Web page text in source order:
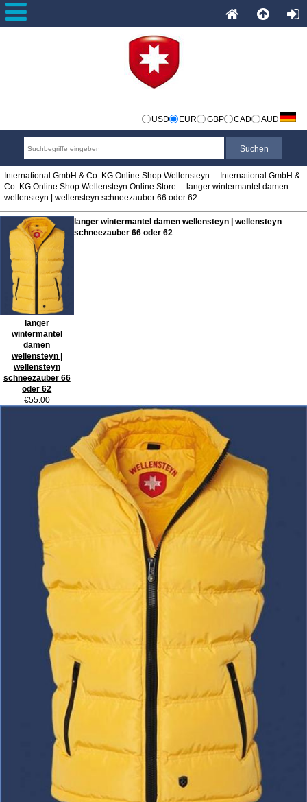
USD EUR GBP CAD AUD
International GmbH & Co. KG Online Shop Wellensteyn :: International GmbH &
Co. KG Online Shop Wellensteyn Online Store :: langer wintermantel damen
wellensteyn | wellensteyn schneezauber 66 oder 62
langer
wintermantel
damen
wellensteyn |
wellensteyn
schneezauber 66
oder 62
€55.00
langer wintermantel damen wellensteyn | wellensteyn
schneezauber 66 oder 62